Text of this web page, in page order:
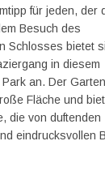
für jeden, der
Besuch des
Schlosses bietet
in diesem
an. Der
Fläche und
die von duftenden
eindrucksvollen